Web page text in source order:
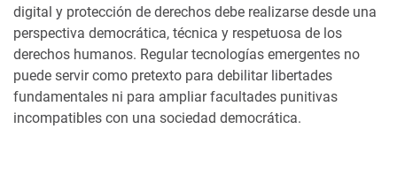
digital y protección de derechos debe realizarse desde una
perspectiva democrática, técnica y respetuosa de los
derechos humanos. Regular tecnologías emergentes no
puede servir como pretexto para debilitar libertades
fundamentales ni para ampliar facultades punitivas
incompatibles con una sociedad democrática.